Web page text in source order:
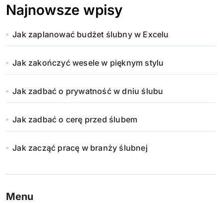
Najnowsze wpisy
Jak zaplanować budżet ślubny w Excelu
Jak zakończyć wesele w pięknym stylu
Jak zadbać o prywatność w dniu ślubu
Jak zadbać o cerę przed ślubem
Jak zacząć pracę w branży ślubnej
Menu